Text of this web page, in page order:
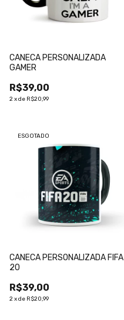
CANECA PERSONALIZADA
GAMER
R$39,00
2xde R$20,99
ESGOTADO
CANECA PERSONALIZADA FIFA
20
R$39,00
2xde R$20,99